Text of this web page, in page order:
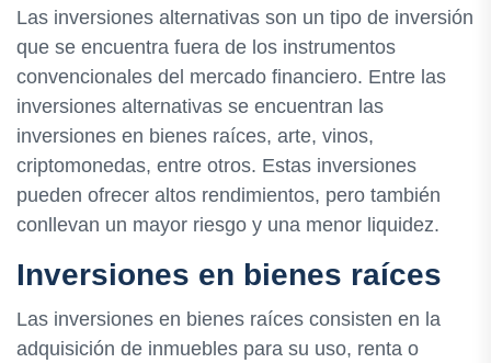
Las inversiones alternativas son un tipo de inversión
que se encuentra fuera de los instrumentos
convencionales del mercado financiero. Entre las
inversiones alternativas se encuentran las
inversiones en bienes raíces, arte, vinos,
criptomonedas, entre otros. Estas inversiones
pueden ofrecer altos rendimientos, pero también
conllevan un mayor riesgo y una menor liquidez.
Inversiones en bienes raíces
Las inversiones en bienes raíces consisten en la
adquisición de inmuebles para su uso, renta o